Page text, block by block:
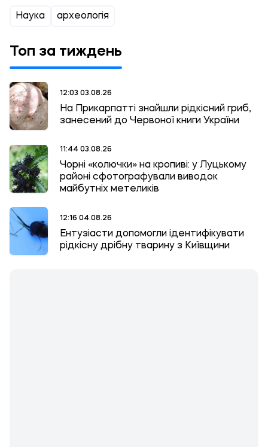
Наука археологія
Топ за тиждень
12:03 03.08.26
На Прикарпатті знайшли рідкісний гриб,
занесений до Червоної книги України
11:44 03.08.26
Чорні «колючки» на кропиві: у Луцькому
районі сфотографували виводок
майбутніх метеликів
12:16 04.08.26
Ентузіасти допомогли ідентифікувати
рідкісну дрібну тварину з Київщини